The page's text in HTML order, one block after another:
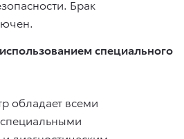
Брак
специального
обладает всеми